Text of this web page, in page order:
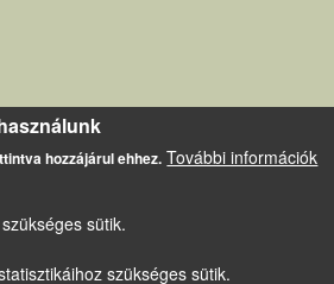
hozzájárul ehhez. További információk
sütik.
szükséges sütik.